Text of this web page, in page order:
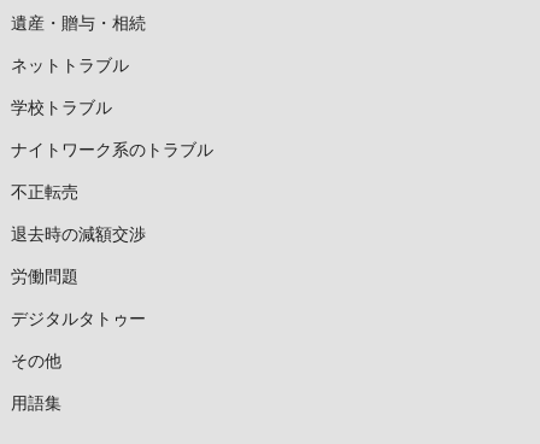
遺産・贈与・相続
ネットトラブル
学校トラブル
ナイトワーク系のトラブル
不正転売
退去時の減額交渉
労働問題
デジタルタトゥー
その他
用語集